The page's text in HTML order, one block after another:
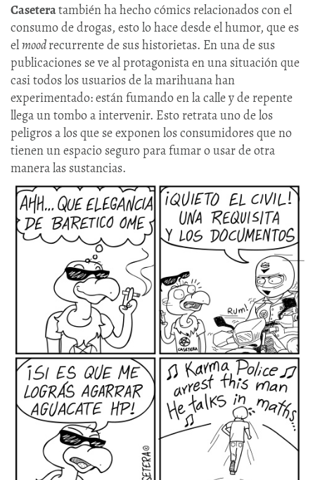
Caseteratambién ha hecho cómics relacionados con el
consumo de drogas, esto lo hace desde el humor, que es
elmoodrecurrente de sus historietas. En una de sus
publicaciones se ve al protagonista en una situación que
casi todos los usuarios de la marihuana han
experimentado: están fumando en la calle y de repente
llega un tombo a intervenir. Esto retrata uno de los
peligros a los que se exponen los consumidores que no
tienen un espacio seguro para fumar o usar de otra
manera las sustancias.